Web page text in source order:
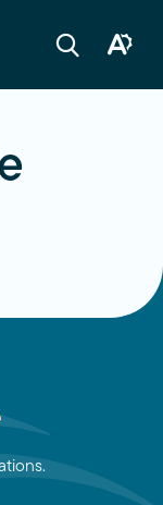
Ouvrir
Ouvrir